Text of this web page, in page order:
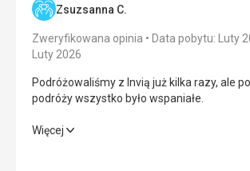
Zsuzsanna C.
Zweryfikowana opinia Data pobytu: Luty
Luty 2026
Podróżowaliśmy z Invią już kilka razy, ale
podróży wszystko było wspaniałe.
Podróżowaliśmy z Invią już kilka razy, ale
Więcej